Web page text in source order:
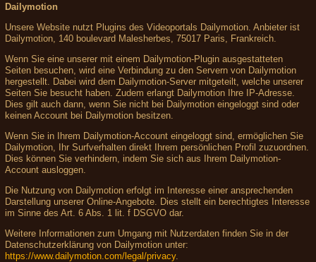
Dailymotion
Unsere Website nutzt Plugins des Videoportals Dailymotion. Anbieter ist
Dailymotion, 140 boulevard Malesherbes, 75017 Paris, Frankreich.
Wenn Sie eine unserer mit einem Dailymotion-Plugin ausgestatteten
Seiten besuchen, wird eine Verbindung zu den Servern von Dailymotion
hergestellt. Dabei wird dem Dailymotion-Server mitgeteilt, welche unserer
Seiten Sie besucht haben. Zudem erlangt Dailymotion Ihre IP-Adresse.
Dies gilt auch dann, wenn Sie nicht bei Dailymotion eingeloggt sind oder
keinen Account bei Dailymotion besitzen.
Wenn Sie in Ihrem Dailymotion-Account eingeloggt sind, ermöglichen Sie
Dailymotion, Ihr Surfverhalten direkt Ihrem persönlichen Profil zuzuordnen.
Dies können Sie verhindern, indem Sie sich aus Ihrem Dailymotion-
Account ausloggen.
Die Nutzung von Dailymotion erfolgt im Interesse einer ansprechenden
Darstellung unserer Online-Angebote. Dies stellt ein berechtigtes Interesse
im Sinne des Art. 6 Abs. 1 lit. f DSGVO dar.
Weitere Informationen zum Umgang mit Nutzerdaten finden Sie in der
Datenschutzerklärung von Dailymotion unter:
https://www.dailymotion.com/legal/privacy.